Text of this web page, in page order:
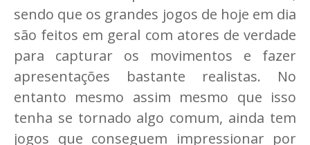
sendo que os grandes jogos de hoje em dia
são feitos em geral com atores de verdade
para capturar os movimentos e fazer
apresentações bastante realistas. No
entanto mesmo assim mesmo que isso
tenha se tornado algo comum, ainda tem
jogos que conseguem impressionar por